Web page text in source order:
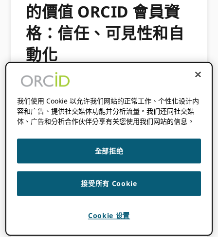
的價值 ORCID 會員資
格：信任、可見性和自
動化
對日本財團成員而言，加入財團的決定 ORCID
其驅動力源自於提升國際知名度、實踐開放科學
政策、減輕行政負擔的共同承諾。調查顯示，機
構整合是最大化會員價值和實現這些目標的關鍵
當被問及他們具體實施了哪些服務時，他們表
示… ORCID 受訪者分享了各種各樣的例子，其
中包括：
推送給研究人員。 ORCID 個人資料和調取
我们使用 Cookie 以允许我们网站的正常工作、个性化设计内
容和广告、提供社交媒体功能并分析流量。我们还同社交媒
体、广告和分析合作伙伴分享有关您使用我们网站的信息。
全部拒绝
接受所有 Cookie
Cookie 设置